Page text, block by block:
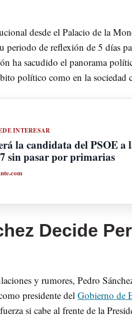
desde el Palacio de la
periodo de reflexión de 5 días
ha sacudido el panorama
político como en la sociedad
INTERESAR
la candidata del PSOE a
sin pasar por primarias
Decide
y rumores, Pedro
presidente del Gobierno de
si cabe al frente de la